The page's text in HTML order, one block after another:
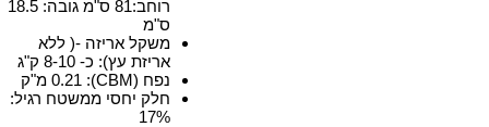
רוחב:81 ס"מ גובה: 18.5
ס"מ
משקל אריזה -( ללא
אריזת עץ): כ- 8-10 ק"ג
נפח (CBM)
: 0.21 מ"ק
חלק יחסי ממשטח רגיל:
17%